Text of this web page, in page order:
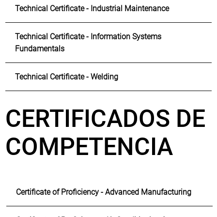
Technical Certificate - Industrial Maintenance
Technical Certificate - Information Systems
Fundamentals
Technical Certificate - Welding
​CERTIFICADOS DE
COMPETENCIA
Certificate of Proficiency - Advanced Manufacturing